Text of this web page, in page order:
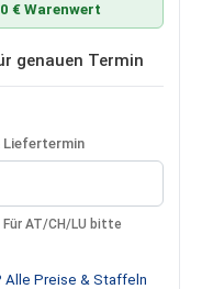
€ Warenwert
genauen Termin
Liefertermin
AT/CH/LU bitte
Alle Preise & Staffeln